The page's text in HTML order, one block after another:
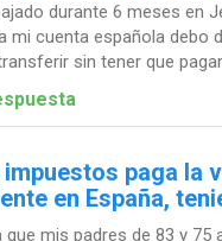
durante 6 meses en
mi cuenta española debo
sin tener que
impuestos paga la
en España,
que mis padres de 83 y 75